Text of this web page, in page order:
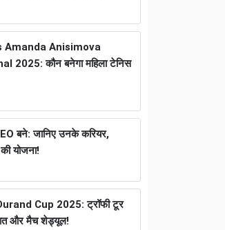
Amanda Anisimova
2025: कौन बनेगा महिला टेनिस
बने: जानिए उनके करियर,
योजना!
Cup 2025: ट्रॉफी टूर
और मैच शेड्यूल!